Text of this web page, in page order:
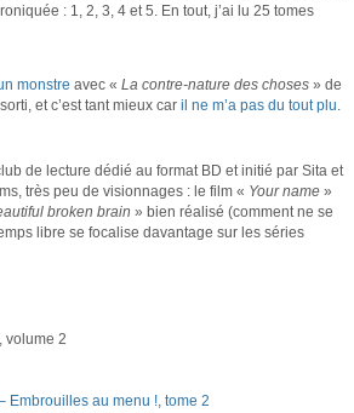
: 1, 2, 3, 4 et 5. En tout, j’ai lu 25 tomes
monstre avec « La contre-nature des choses » de
et c’est tant mieux car il ne m’a pas du tout plu.
de lecture dédié au format BD et initié par Sita et
très peu de visionnages : le film « Your name »
broken brain » bien réalisé (comment ne se
libre se focalise davantage sur les séries
volume 2
Embrouilles au menu !, tome 2